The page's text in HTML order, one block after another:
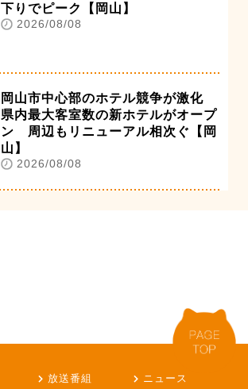
下りでピーク【岡山】
2026/08/08
岡山市中心部のホテル競争が激化
県内最大客室数の新ホテルがオープ
ン 周辺もリニューアル相次ぐ【岡
山】
2026/08/08
放送番組
ニュース